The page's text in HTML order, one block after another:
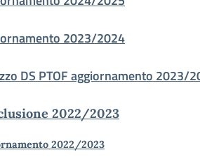
2023/2024
DS PTOF aggiornamento 2023/
2022/2023
2022/2023